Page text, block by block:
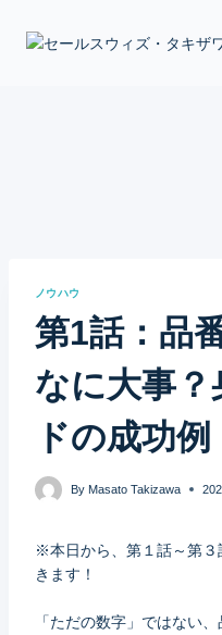
ノウハウ
第1話：品
なに大事
ドの成功例
By Masato Takizawa
※本日から、第１話～第
きます！
「ただの数字」ではない